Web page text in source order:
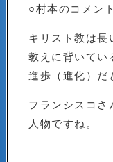
○村本のコメント
キリスト教は長
教えに背いてい
進歩（進化）だ
フランシスコさ
人物ですね。